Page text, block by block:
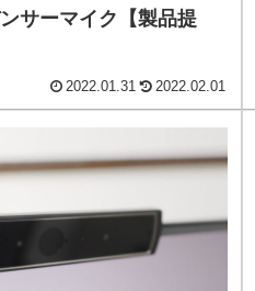
サーマイク【製品提
2022.01.31 2022.02.01